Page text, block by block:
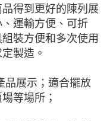
得到更好的陳列展
運輸方便、可折
裝方便和多次使用
製造。
品展示；適合擺放
等場所；